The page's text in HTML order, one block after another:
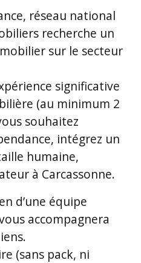
réseau national
recherche un
sur le secteur
significative
(au minimum 2
souhaitez
intégrez un
humaine,
à Carcassonne.
d’une équipe
accompagnera
(sans pack, ni